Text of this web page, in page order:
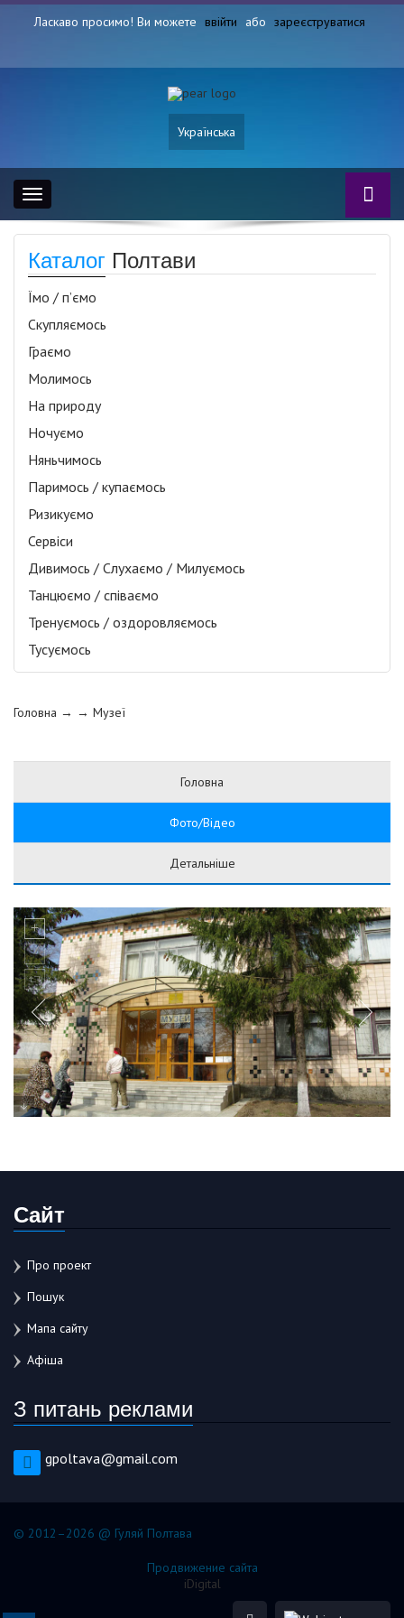
Ласкаво просимо! Ви можете ввійти або зареєструватися
Українська
Toggle
navigation
Каталог Полтави
Їмо / п’ємо
Скупляємось
Граємо
Молимось
На природу
Ночуємо
Няньчимось
Паримось / купаємось
Ризикуємо
Сервіси
Дивимось / Слухаємо / Милуємось
Танцюємо / співаємо
Тренуємось / оздоровляємось
Тусуємось
Головна → → Музеї
Головна
Фото/Відео
Детальніше
Сайт
Про проект
Пошук
Мапа сайту
Афіша
З питань реклами
gpoltava@gmail.com
© 2012–2026 @ Гуляй Полтава
Продвижение сайта
iDigital